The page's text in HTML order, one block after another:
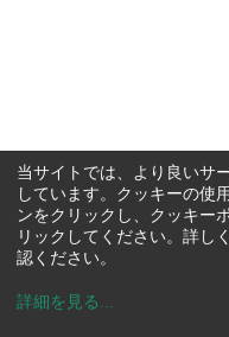
当サイトでは、より良いサ
しています。クッキーの使
ンをクリックし、クッキー
リックしてください。詳し
認ください。
詳細を見る ...